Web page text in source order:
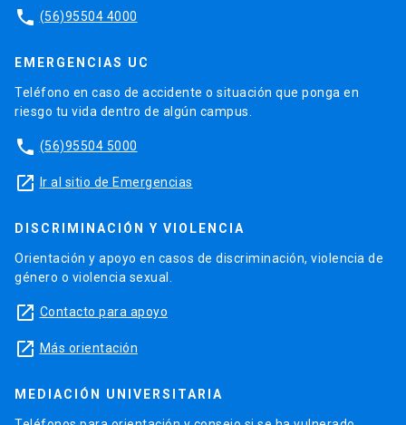
phone (56)95504 4000
EMERGENCIAS UC
Teléfono en caso de accidente o situación que ponga en
riesgo tu vida dentro de algún campus.
phone (56)95504 5000
launch Ir al sitio de Emergencias
DISCRIMINACIÓN Y VIOLENCIA
Orientación y apoyo en casos de discriminación, violencia de
género o violencia sexual.
launch Contacto para apoyo
launch Más orientación
MEDIACIÓN UNIVERSITARIA